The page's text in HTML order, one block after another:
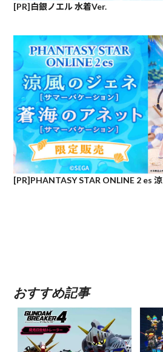
[PR]白銀ノエル 水着Ver.
[PR]PHANTASY STAR ONLINE 2 es
おすすめ記事